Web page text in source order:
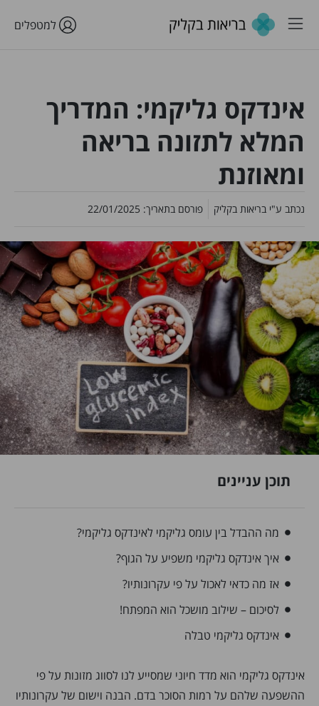
למטפלים
אינדקס גליקמי: המדריך
המלא לתזונה בריאה
ומאוזנת
נכתב ע"י בריאות בקליק פורסם בתאריך: 22/01/2025
תוכן עניינים
מה ההבדל בין עומס גליקמי לאינדקס גליקמי?
איך אינדקס גליקמי משפיע על הגוף?
אז מה כדאי לאכול על פי עקרונותיו?
לסיכום – שילוב מושכל הוא המפתח!
אינדקס גליקמי טבלה
אינדקס גליקמי הוא מדד חיוני שמסייע לנו לסווג מזונות על פי
ההשפעה שלהם על רמות הסוכר בדם. הבנה וישום של עקרונותיו